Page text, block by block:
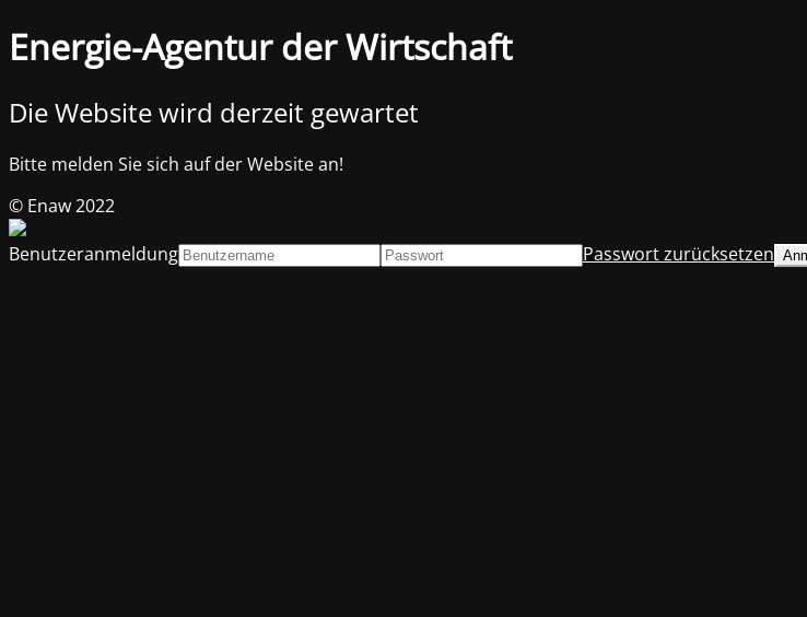
Energie-Agentur der Wirtschaft
Die Website wird derzeit gewartet
Bitte melden Sie sich auf der Website an!
© Enaw 2022
Benutzeranmeldung
Passwort zurücksetzen